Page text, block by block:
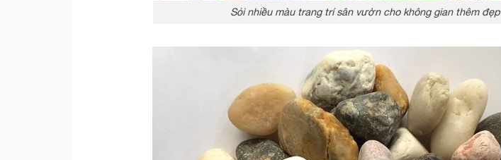
Sỏi nhiều màu trang trí sân vườn cho không gian thêm đẹp